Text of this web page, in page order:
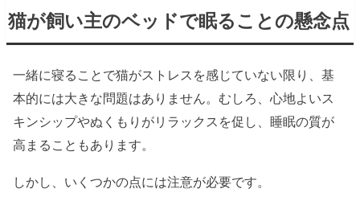
猫が飼い主のベッドで眠ることの懸念点
一緒に寝ることで猫がストレスを感じていない限り、基
本的には大きな問題はありません。むしろ、心地よいス
キンシップやぬくもりがリラックスを促し、睡眠の質が
高まることもあります。
しかし、いくつかの点には注意が必要です。